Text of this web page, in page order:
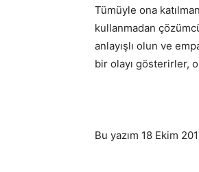
Tümüyle ona
kullanmadan
anlayışlı olun ve
bir olayı gösterirler,
Bu yazım 18 Ekim